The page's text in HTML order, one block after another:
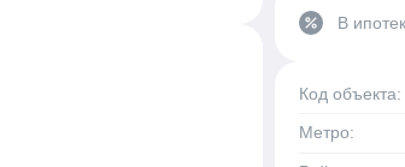
percent В
Код объекта:
Метро: